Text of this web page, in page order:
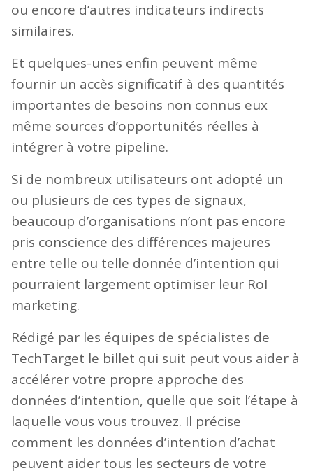
ou encore d’autres indicateurs indirects
similaires.
Et quelques-unes enfin peuvent même
fournir un accès significatif à des quantités
importantes de besoins non connus eux
même sources d’opportunités réelles à
intégrer à votre pipeline.
Si de nombreux utilisateurs ont adopté un
ou plusieurs de ces types de signaux,
beaucoup d’organisations n’ont pas encore
pris conscience des différences majeures
entre telle ou telle donnée d’intention qui
pourraient largement optimiser leur RoI
marketing.
Rédigé par les équipes de spécialistes de
TechTarget le billet qui suit peut vous aider à
accélérer votre propre approche des
données d’intention, quelle que soit l’étape à
laquelle vous vous trouvez. Il précise
comment les données d’intention d’achat
peuvent aider tous les secteurs de votre